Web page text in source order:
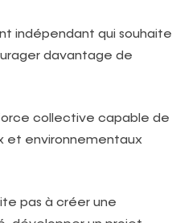
indépendant qui souhaite
davantage de
force collective capable de
et environnementaux
pas à créer une